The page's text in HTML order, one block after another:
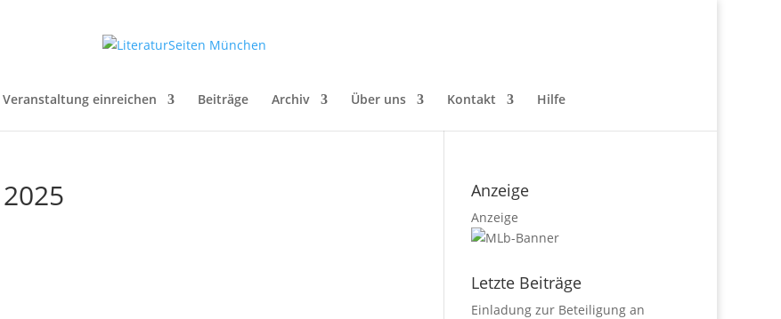
Veranstaltung einreichen Beiträge Archiv Über uns Kontakt Hilfe
Anzeige
Anzeige
Letzte Beiträge
Einladung zur Beteiligung an